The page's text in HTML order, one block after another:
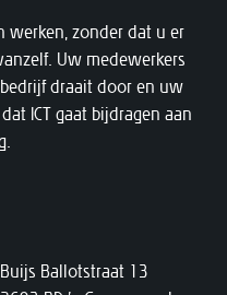
werken, zonder dat u er
Uw medewerkers
draait door en uw
ICT gaat bijdragen aan
Buijs Ballotstraat 13